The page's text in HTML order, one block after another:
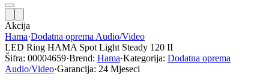
Akcija
Hama·Dodatna oprema Audio/Video
LED Ring HAMA Spot Light Steady 120 II
Šifra: 00004659·Brend: Hama·Kategorija: Dodatna oprema
Audio/Video·Garancija: 24 Mjeseci